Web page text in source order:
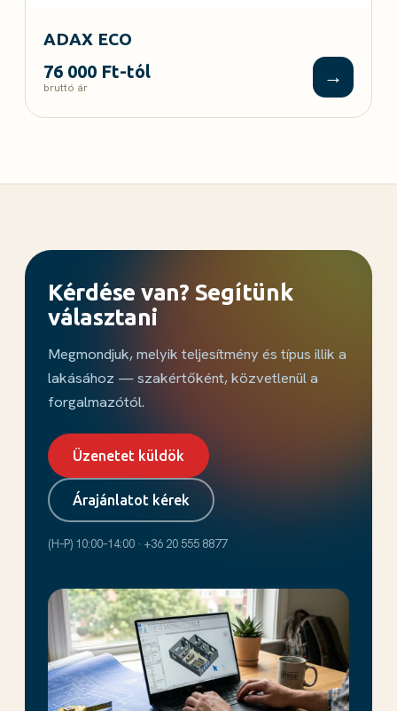
ADAX ECO
76 000 Ft-tól
bruttó ár →
Kérdése van? Segítünk
választani
Megmondjuk, melyik teljesítmény és típus illik a
lakásához — szakértőként, közvetlenül a
forgalmazótól.
Üzenetet küldök
Árajánlatot kérek
(H–P) 10:00–14:00 · +36 20 555 8877